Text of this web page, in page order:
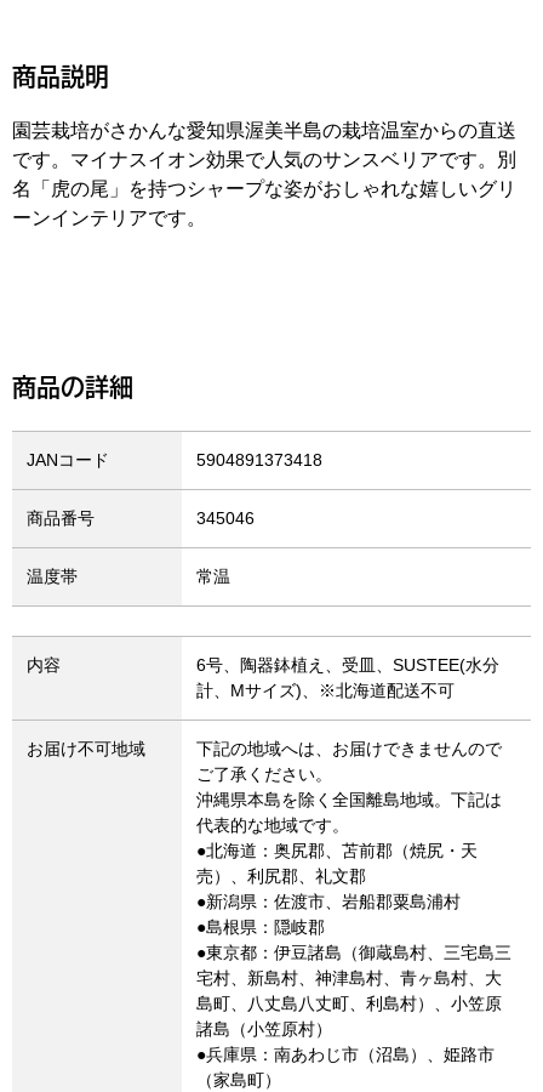
商品説明
園芸栽培がさかんな愛知県渥美半島の栽培温室からの直送
です。マイナスイオン効果で人気のサンスベリアです。別
名「虎の尾」を持つシャープな姿がおしゃれな嬉しいグリ
ーンインテリアです。
商品の詳細
JANコード 5904891373418
商品番号 345046
温度帯 常温
内容
6号、陶器鉢植え、受皿、SUSTEE(水分
計、Mサイズ)、※北海道配送不可
お届け不可地域
下記の地域へは、お届けできませんので
ご了承ください。
沖縄県本島を除く全国離島地域。下記は
代表的な地域です。
●北海道：奥尻郡、苫前郡（焼尻・天
売）、利尻郡、礼文郡
●新潟県：佐渡市、岩船郡粟島浦村
●島根県：隠岐郡
●東京都：伊豆諸島（御蔵島村、三宅島三
宅村、新島村、神津島村、青ヶ島村、大
島町、八丈島八丈町、利島村）、小笠原
諸島（小笠原村）
●兵庫県：南あわじ市（沼島）、姫路市
（家島町）